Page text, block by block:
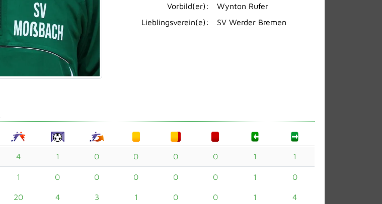
Vorbild(er):
Wynton Rufer
Lieblingsverein(e):
SV Werder Bremen
4 1 0 0 0 0 1 1
1 0 0 0 0 0 1 0
20 4 3 1 0 0 1 4